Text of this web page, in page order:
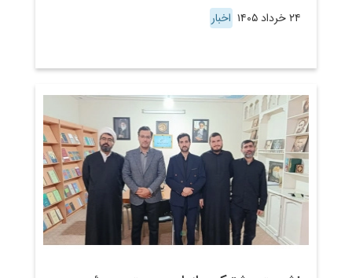
۲۴ خرداد ۱۴۰۵ اخبار